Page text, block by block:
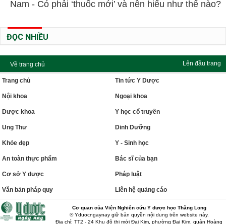
Nam - Có phải ‘thuốc mới’ và nên hiểu như thế nào?
ĐỌC NHIỀU
Về trang chủ Lên đầu trang
Trang chủ Tin tức Y Dược
Nội khoa Ngoại khoa
Dược khoa Y học cổ truyền
Ung Thư Dinh Dưỡng
Khỏe đẹp Y - Sinh học
An toàn thực phẩm Bác sĩ của bạn
Cơ sở Y dược Pháp luật
Văn bản pháp quy Liên hệ quảng cáo
Cơ quan của Viện Nghiên cứu Y dược học Thăng Long
® Yduocngaynay giữ bản quyền nội dung trên website này.
Địa chỉ: TT2 - 24 Khu đô thị mới Đại Kim, phường Đại Kim, quận Hoàng